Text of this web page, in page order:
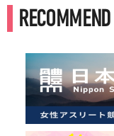
RECOMMEND